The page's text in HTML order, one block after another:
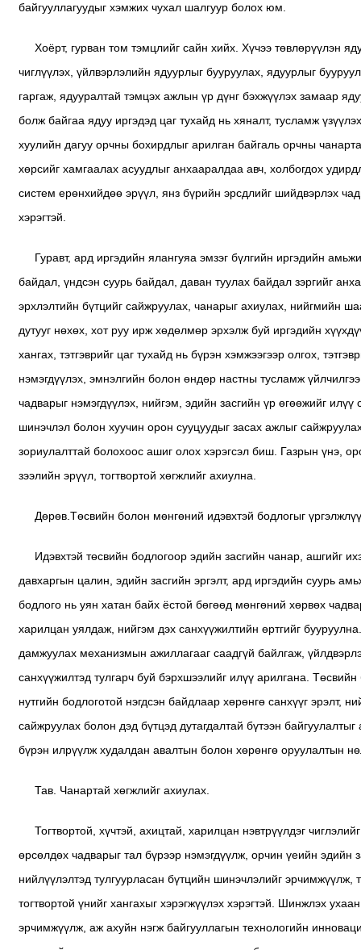
байгууллагуудыг хэмжих чухал шалгуур болох юм.
Хоёрт, гурван том тэмцлийг сайн хийх. Хүчээ төвлөрүүлэн
чиглүүлэх, үйлвэрлэлийн ядуурлыг бууруулах, ядуурлыг
гаргаж, ядууралтай тэмцэх ажлын үр дүнг бэхжүүлэх замаар
болж байгаа ядуу иргэдэд цаг тухайд нь хяналт, тусламж
хуулийн дагуу орчны бохирдлыг арилган байгаль орчны
хөрсийг хамгаалах асуудлыг анхааралдаа авч, холбогдох
систем ерөнхийдөө эрүүл, янз бүрийн эрсдлийг шийдвэрлэх
хэрэгтэй.
Гуравт, ард иргэдийн ялангуяа эмзэг бүлгийн иргэдийн
байдал, үндсэн суурь байдал, даван туулах байдал зэргийг
эрхлэлтийн бүтцийг сайжруулах, чанарыг ахиулах, нийгмийн
дутууг нөхөх, хот руу ирж хөдөлмөр эрхэлж буй иргэдийн
хангах, тэтгэврийг цаг тухайд нь бүрэн хэмжээгээр олгох,
нэмэгдүүлэх, эмнэлгийн болон өндөр настны тусламж
чадварыг нэмэгдүүлэх, нийгэм, эдийн засгийн үр өгөөжийг
шинэчлэл болон хуучин орон сууцуудыг засах ажлыг
зориулалттай болохоос ашиг олох хэрэгсэл биш. Газрын үнэ,
зээлийн эрүүл, тогтвортой хөгжлийг ахиулна.
Дөрөв.Төсвийн болон мөнгөний идэвхтэй бодлогыг
Идэвхтэй төсвийн бодлогоор эдийн засгийн чанар, ашгийг
давхаргын цалин, эдийн засгийн эргэлт, ард иргэдийн суурь
бодлого нь уян хатан байх ёстой бөгөөд мөнгөний хөрвөх
харилцан уялдаж, нийгэм дэх санхүүжилтийн өртгийг
дамжуулах механизмын ажиллагааг саадгүй байлгаж,
санхүүжилтэд тулгарч буй бэрхшээлийг илүү арилгана.
нутгийн бодлоготой нэгдсэн байдлаар хөрөнгө санхүүг эрэлт,
сайжруулах болон дэд бүтцэд дутагдалтай бүтээн
бүрэн илрүүлж худалдан авалтын болон хөрөнгө оруулалтын
Тав. Чанартай хөгжлийг ахиулах.
Тогтвортой, хүчтэй, ахицтай, харилцан нэвтрүүлдэг
өрсөлдөх чадварыг тал бүрээр нэмэгдүүлж, орчин үеийн эдийн
нийлүүлэлтэд тулгуурласан бүтцийн шинэчлэлийг
тогтвортой үнийг хангахыг хэрэгжүүлэх хэрэгтэй. Шинжлэх
эрчимжүүлж, аж ахуйн нэгж байгууллагын технологийн